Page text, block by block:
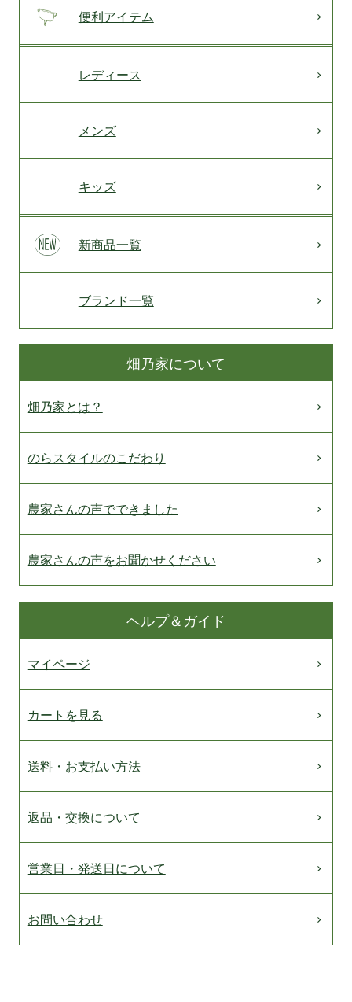
便利アイテム
レディース
メンズ
キッズ
新商品一覧
ブランド一覧
畑乃家について
畑乃家とは？
のらスタイルのこだわり
農家さんの声でできました
農家さんの声をお聞かせください
ヘルプ＆ガイド
マイページ
カートを見る
送料・お支払い方法
返品・交換について
営業日・発送日について
お問い合わせ